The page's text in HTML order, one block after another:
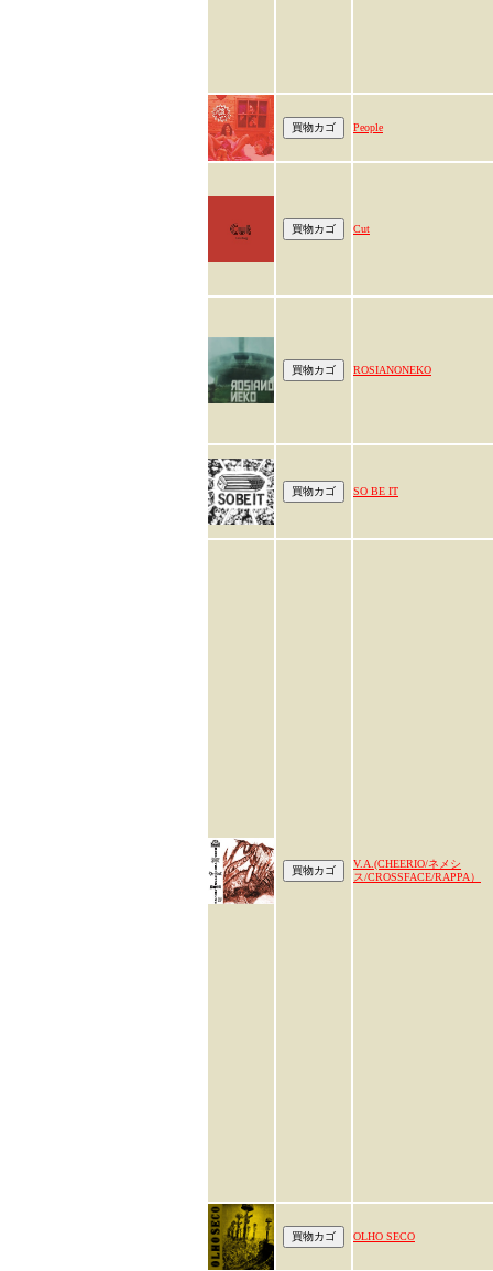
People
Cut
ROSIANONEKO
SO BE IT
V.A.(CHEERIO/ネメシ
ス/CROSSFACE/RAPPA）
OLHO SECO